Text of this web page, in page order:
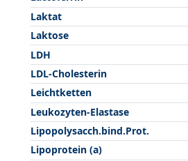
Laktat
Laktose
LDH
LDL-Cholesterin
Leichtketten
Leukozyten-Elastase
Lipopolysacch.bind.Prot.
Lipoprotein (a)